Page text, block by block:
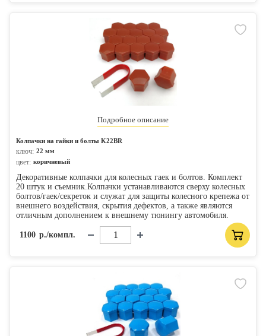
Подробное описание
Колпачки на гайки и болты K22BR
ключ: 22 мм
цвет: коричневый
Декоративные колпачки для колесных гаек и болтов. Комплект
20 штук и съемник.Колпачки устанавливаются сверху колесных
болтов/гаек/секреток и служат для защиты колесного крепежа от
внешнего воздействия, скрытия дефектов, а также являются
отличным дополнением к внешнему тюнингу автомобиля.
1100 р./компл.